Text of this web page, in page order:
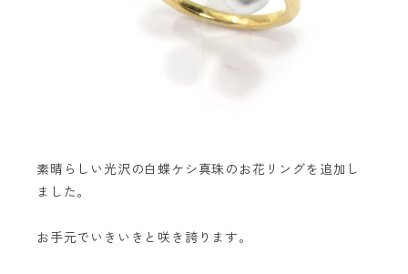
素晴らしい光沢の白蝶ケシ真珠のお花リングを追加し
ました。
お手元でいきいきと咲き誇ります。